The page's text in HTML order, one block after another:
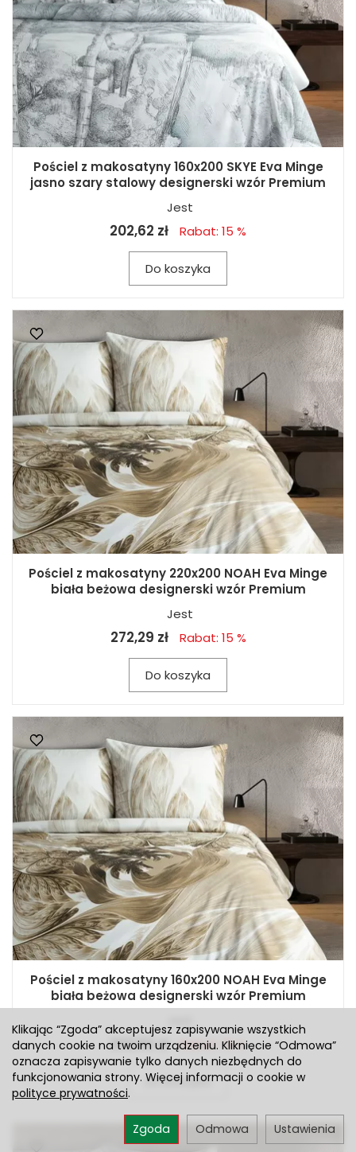
Pościel z makosatyny 160x200 SKYE Eva Minge
jasno szary stalowy designerski wzór Premium
Jest
202,62 zł Rabat: 15 %
Do koszyka
Pościel z makosatyny 220x200 NOAH Eva Minge
biała beżowa designerski wzór Premium
Jest
272,29 zł Rabat: 15 %
Do koszyka
Pościel z makosatyny 160x200 NOAH Eva Minge
biała beżowa designerski wzór Premium
202,62 zł Rabat: 15 %
Do koszyka
Klikając “Zgoda” akceptujesz zapisywanie wszystkich
danych cookie na twoim urządzeniu. Kliknięcie “Odmowa”
oznacza zapisywanie tylko danych niezbędnych do
funkcjonowania strony. Więcej informacji o cookie w
polityce prywatności.
Ustawienia
Odmowa
Zgoda